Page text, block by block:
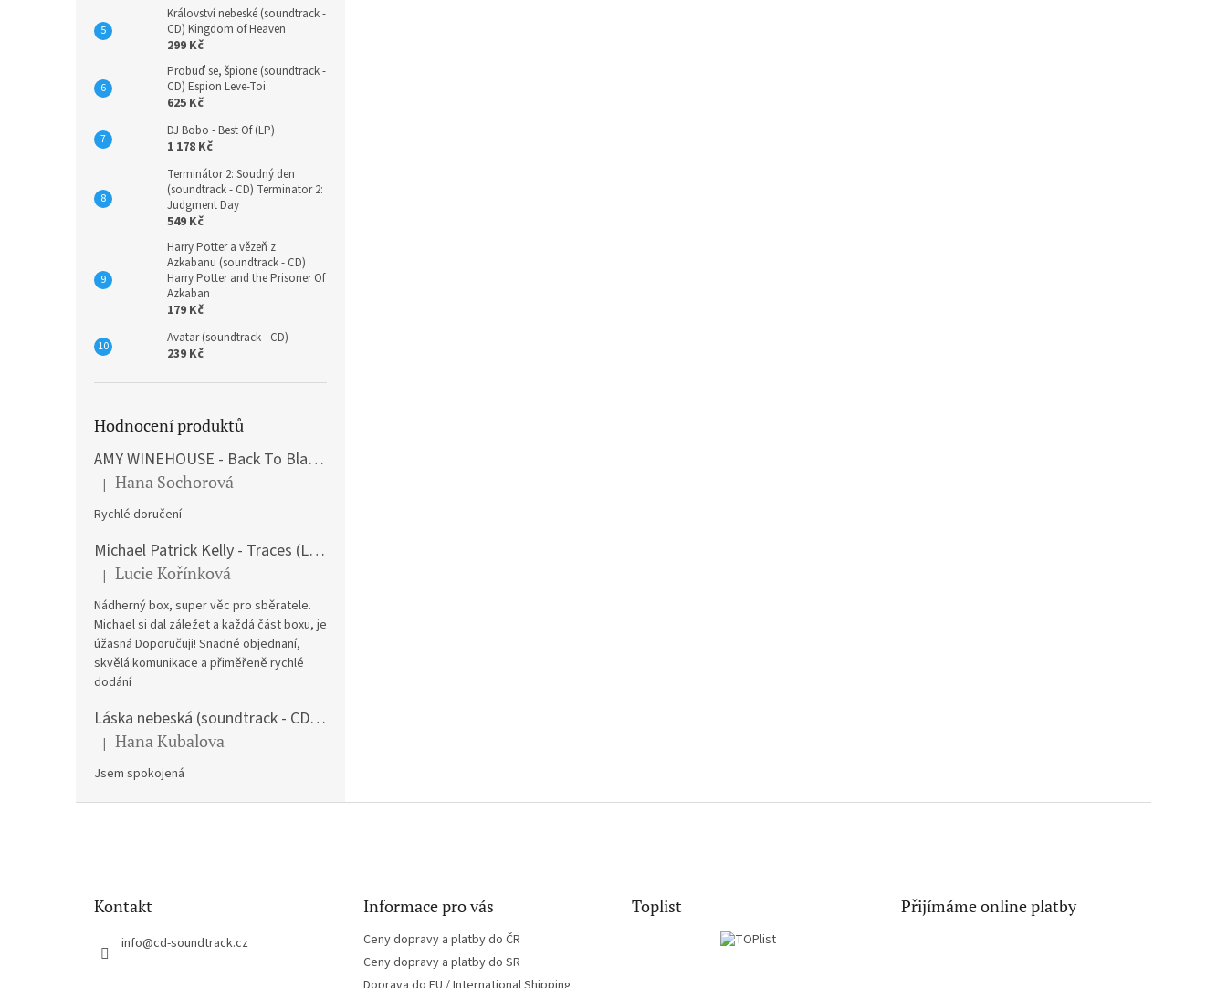
Království nebeské (soundtrack -
CD) Kingdom of Heaven
299 Kč
Probuď se, špione (soundtrack -
CD) Espion Leve-Toi
625 Kč
DJ Bobo - Best Of (LP)
1 178 Kč
Terminátor 2: Soudný den
(soundtrack - CD) Terminator 2:
Judgment Day
549 Kč
Harry Potter a vězeň z
Azkabanu (soundtrack - CD)
Harry Potter and the Prisoner Of
Azkaban
179 Kč
Avatar (soundtrack - CD)
239 Kč
Hodnocení produktů
AMY WINEHOUSE - Back To Black (LP)
Hodnocení produktu je 5 z 5 hvězdiček.
| Hana Sochorová
Rychlé doručení
Michael Patrick Kelly - Traces (Limited Edition) (Premium Box-Set) (LP)
Hodnocení produktu je 5 z 5 hvězdiček.
| Lucie Kořínková
Nádherný box, super věc pro sběratele.
Michael si dal záležet a každá část boxu, je
úžasná Doporučuji! Snadné objednaní,
skvělá komunikace a přiměřeně rychlé
dodání
Láska nebeská (soundtrack - CD) Love Actually
Hodnocení produktu je 5 z 5 hvězdiček.
| Hana Kubalova
Jsem spokojená
Kontakt
info@cd-soundtrack.cz
Informace pro vás
Ceny dopravy a platby do ČR
Ceny dopravy a platby do SR
Toplist Přijímáme online platby